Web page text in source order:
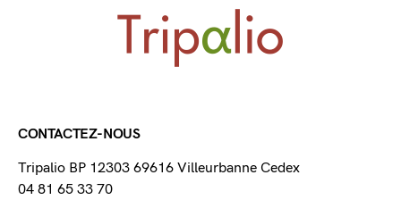
CONTACTEZ-NOUS
Tripalio BP 12303 69616 Villeurbanne Cedex
04 81 65 33 70